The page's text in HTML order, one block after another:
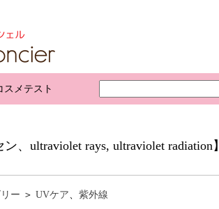
スメテスト
、ultraviolet rays, ultraviolet radiation】
ー ＞ UVケア、 紫外線